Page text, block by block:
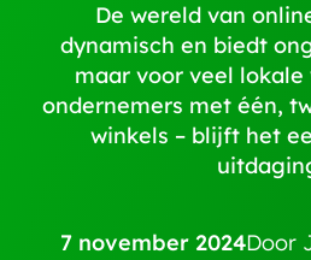
De wereld van
dynamisch en biedt
maar voor veel lokale
ondernemers met één,
winkels – blijft het
7 november 2024Door